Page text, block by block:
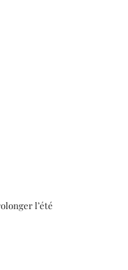
l’été